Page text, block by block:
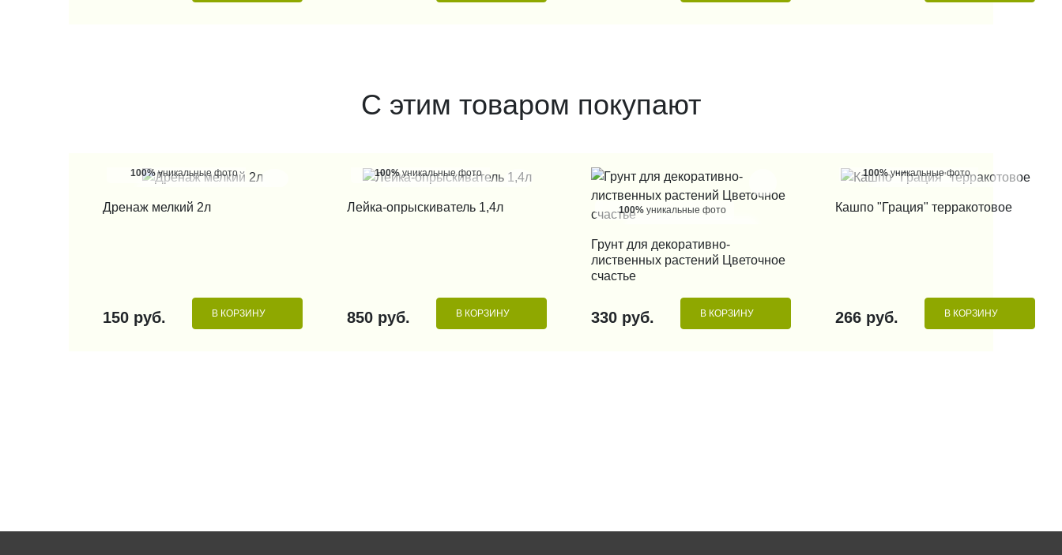
С этим товаром покупают
100%уникальные фото
Дренаж мелкий 2л
150 руб. В КОРЗИНУ
100%уникальные фото
Лейка-опрыскиватель 1,4л
850 руб. В КОРЗИНУ
100% уникальные фото
КУПИТЬ В 1 КЛИК
Грунт для декоративно-
лиственных растений Цветочное
счастье
330 руб. В КОРЗИНУ
100%уникальные фото
Кашпо "Грация" терракотовое
266 руб. В КОРЗИНУ